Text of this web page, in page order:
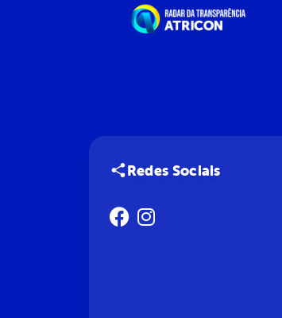
Redes Sociais